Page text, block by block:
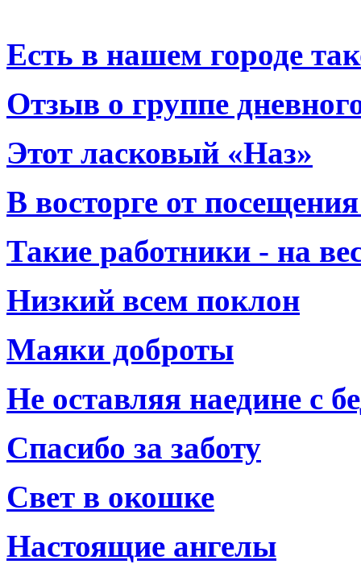
Есть в нашем городе
Отзыв о группе
Этот ласковый «Наз»
В восторге от
Такие работники - на
Низкий всем поклон
Маяки доброты
Не оставляя наедине с
Спасибо за заботу
Свет в окошке
Настоящие ангелы